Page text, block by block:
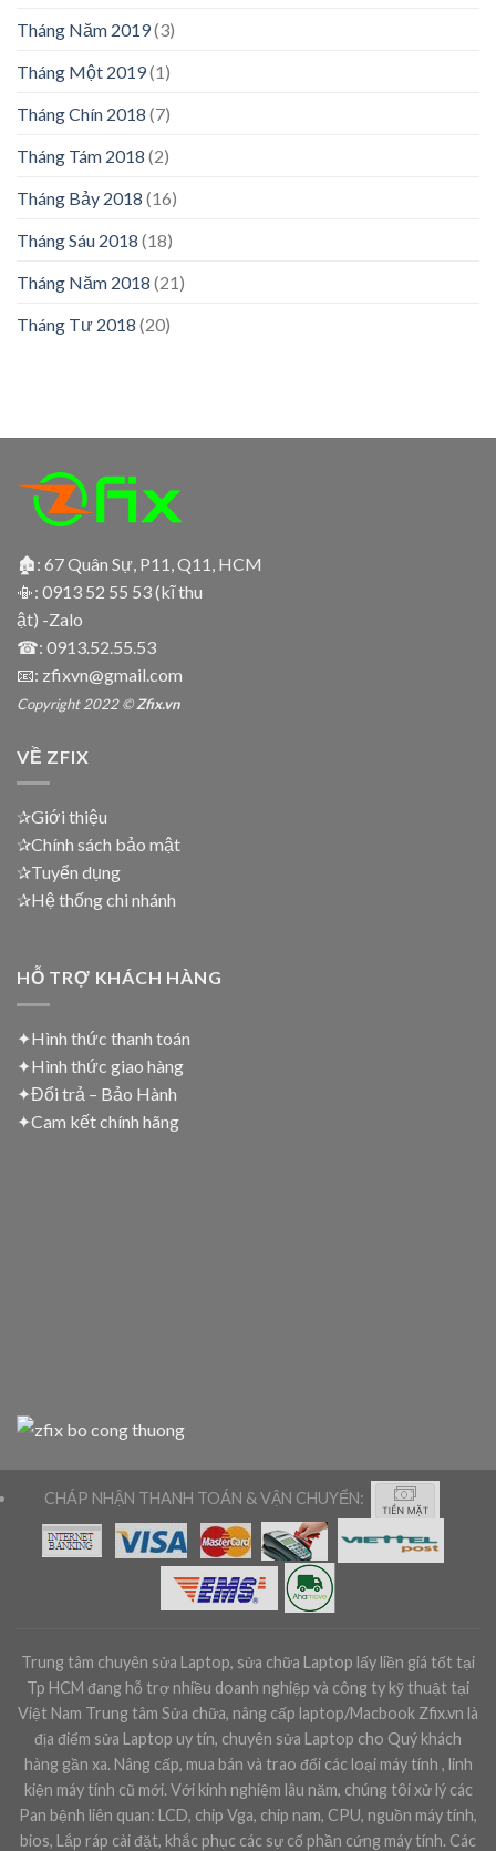
Tháng Năm 2019(3)
Tháng Một 2019(1)
Tháng Chín 2018 (7)
Tháng Tám 2018 (2)
Tháng Bảy 2018 (16)
Tháng Sáu 2018 (18)
Tháng Năm 2018 (21)
Tháng Tư 2018 (20)
🏚: 67 Quân Sự, P11, Q11, HCM
📳: 0913 52 55 53 (kĩ thu
ật) -Zalo
☎: 0913.52.55.53
📧: zfixvn@gmail.com
Copyright 2022 ©Zfix.vn
VỀ ZFIX
✰Giới thiệu
✰Chính sách bảo mật
✰Tuyển dụng
✰Hệ thống chi nhánh
HỖ TRỢ KHÁCH HÀNG
✦Hình thức thanh toán
✦Hình thức giao hàng
✦Đổi trả – Bảo Hành
✦Cam kết chính hãng
CHÁP NHẬN THANH TOÁN & VẬN CHUYỂN:
Trung tâm chuyên sửa Laptop, sửa chữa Laptop lấy liền giá tốt tại
Tp HCM đang hỗ trợ nhiều doanh nghiệp và công ty kỹ thuật tại
Việt Nam Trung tâm Sửa chữa, nâng cấp laptop/Macbook Zfix.vn là
địa điểm sửa Laptop uy tín, chuyên sửa Laptop cho Quý khách
hàng gần xa. Nâng cấp, mua bán và trao đổi các loại máy tính , linh
kiện máy tính cũ mới. Với kinh nghiệm lâu năm, chúng tôi xử lý các
Pan bệnh liên quan: LCD, chip Vga, chip nam, CPU, nguồn máy tính,
bios, Lắp ráp cài đặt, khắc phục các sự cố phần cứng máy tính. Các